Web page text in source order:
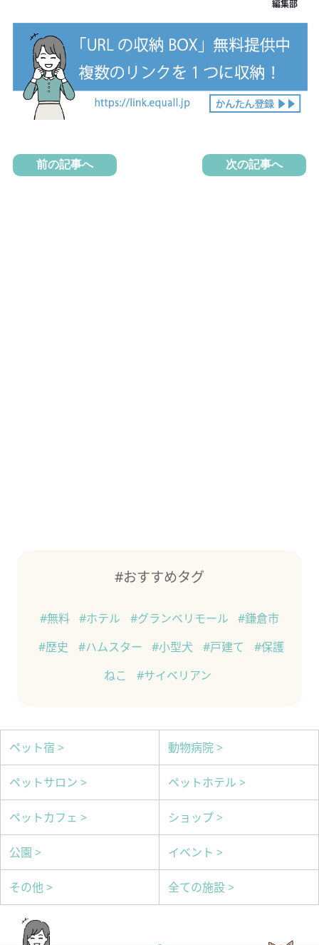
前の記事へ 次の記事へ
#おすすめタグ
#無料 #ホテル #グランベリモール
#鎌倉市
#歴史
#ハムスター #小型犬 #戸建て
#保護
ねこ
#サイベリアン
ペット宿 > 動物病院 >
ペットサロン > ペットホテル >
ペットカフェ > ショップ >
公園 > イベント >
その他 > 全ての施設 >